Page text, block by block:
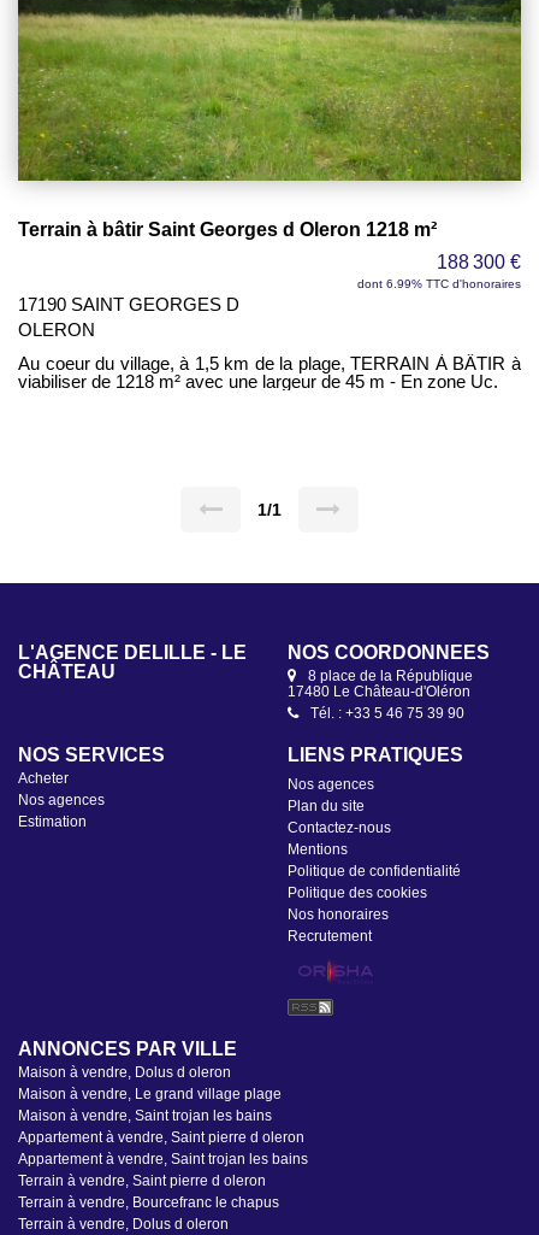
Terrain à bâtir Saint Georges d Oleron 1218 m²
188 300 €
dont 6.99% TTC d'honoraires
17190 SAINT GEORGES D
OLERON
Au coeur du village, à 1,5 km de la plage, TERRAIN À BÂTIR à
viabiliser de 1218 m² avec une largeur de 45 m - En zone Uc.
1/1
L'AGENCE DELÎLLE - LE
CHÂTEAU
NOS COORDONNÉES
8 place de la République
17480 Le Château-d'Oléron
Tél. : +33 5 46 75 39 90
NOS SERVICES
Acheter
Nos agences
Estimation
LIENS PRATIQUES
Nos agences
Plan du site
Contactez-nous
Mentions
Politique de confidentialité
Politique des cookies
Nos honoraires
Recrutement
ANNONCES PAR VILLE
Maison à vendre, Dolus d oleron
Maison à vendre, Le grand village plage
Maison à vendre, Saint trojan les bains
Appartement à vendre, Saint pierre d oleron
Appartement à vendre, Saint trojan les bains
Terrain à vendre, Saint pierre d oleron
Terrain à vendre, Bourcefranc le chapus
Terrain à vendre, Dolus d oleron